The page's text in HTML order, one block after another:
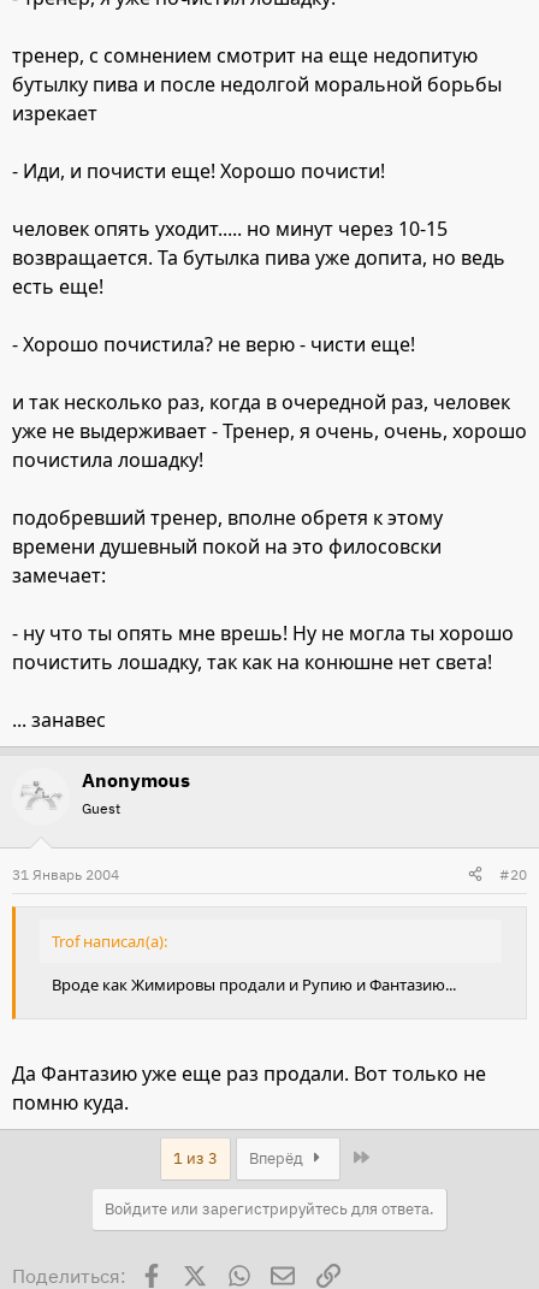
тренер, с сомнением смотрит на еще недопитую
бутылку пива и после недолгой моральной борьбы
изрекает
- Иди, и почисти еще! Хорошо почисти!
человек опять уходит..... но минут через 10-15
возвращается. Та бутылка пива уже допита, но ведь
есть еще!
- Хорошо почистила? не верю - чисти еще!
и так несколько раз, когда в очередной раз, человек
уже не выдерживает - Тренер, я очень, очень, хорошо
почистила лошадку!
подобревший тренер, вполне обретя к этому
времени душевный покой на это филосовски
замечает:
- ну что ты опять мне врешь! Ну не могла ты хорошо
почистить лошадку, так как на конюшне нет света!
... занавес
Anonymous
Guest
31 Январь 2004 #20
Trof написал(а):
Вроде как Жимировы продали и Рупию и Фантазию...
Да Фантазию уже еще раз продали. Вот только не
помню куда.
1 из 3 Вперёд
Войдите или зарегистрируйтесь для ответа.
Поделиться: Facebook WhatsAppЭлектронная почта
Ссылка